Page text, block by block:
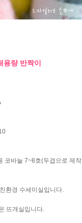
량 반짝이
코바늘 7~8호(두겹으로 제작
환경 수세미실입니다.
개실입니다.